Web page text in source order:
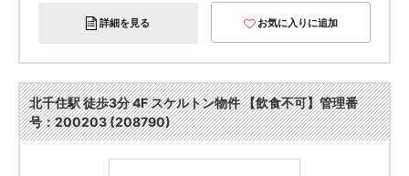
詳細を見る お気に入りに追加
北千住駅 徒歩3分 4F スケルトン物件 【飲食不可】管理番
号：200203 (208790)